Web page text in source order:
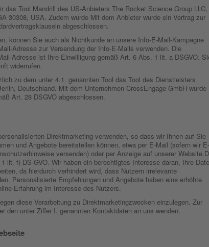
Tool Mandrill des US-Anbieters The Rocket Science Group LLC,
30308, USA. Zudem wurde Mit dem Anbieter wurde ein Vertrag zur
abgeschlossen.
können Sie auch als Nichtkunde an unsere Info-E-Mail-Kampagne
Adresse zur Versendung der Info-E-Mails verwenden. Die
Adresse ist Ihre Einwilligung gemäß Art. 6 Abs. 1 lit. a DSGVO.
widerrufen.
zu dem unter 4.1. genannten Tool das Tool des Dienstleisters
Deutschland. Mit dem Unternehmen CrossEngage GmbH wurde
Art. 28 DSGVO abgeschlossen.
Direktmarketing verwenden, so dass wir Ihnen auf Sie
und Angebote bereitstellen können, etwa per E-Mail (sofern wir E-
versenden) oder per Anzeige auf unserer
lit. f) DS-GVO. Wir haben ein berechtigtes Interesse daran, Ihre
da hierdurch verhindert wird, dass Nutzern irrelevante
Personalisierte Empfehlungen und Angebote haben eine erhöhte
Erfahrung im Interesse des Nutzers.
diese Verarbeitung zu Direktmarketingzwecken einzulegen. Zur
den unter Ziffer I. genannten Kontaktdaten an uns wenden.